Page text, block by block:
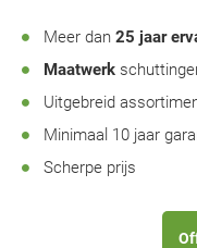
Meer dan 25 jaar
Maatwerk
Uitgebreid
Minimaal 10 jaar
Scherpe prijs